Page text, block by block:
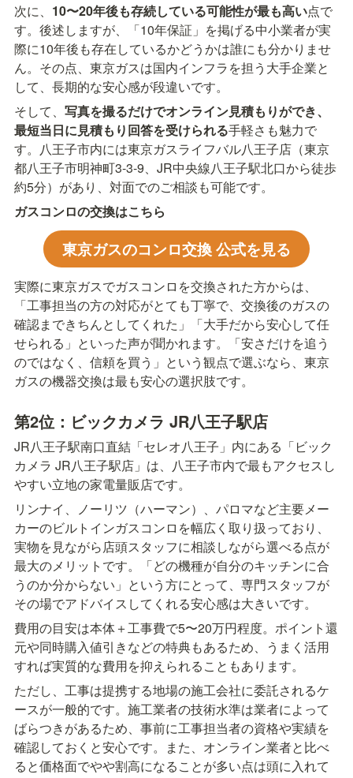
次に、 10〜20年後も存続している可能性が最も高い点で
す。後述しますが、「10年保証」を掲げる中小業者が実
際に10年後も存在しているかどうかは誰にも分かりませ
ん。その点、東京ガスは国内インフラを担う大手企業と
して、長期的な安心感が段違いです。
そして、 写真を撮るだけでオンライン見積もりができ、
最短当日に見積もり回答を受けられる手軽さも魅力で
す。八王子市内には東京ガスライフバル八王子店（東京
都八王子市明神町3-3-9、JR中央線八王子駅北口から徒歩
約5分）があり、対面でのご相談も可能です。
ガスコンロの交換はこちら
東京ガスのコンロ交換 公式を見る
実際に東京ガスでガスコンロを交換された方からは、
「工事担当の方の対応がとても丁寧で、交換後のガスの
確認まできちんとしてくれた」「大手だから安心して任
せられる」といった声が聞かれます。「安さだけを追う
のではなく、信頼を買う」という観点で選ぶなら、東京
ガスの機器交換は最も安心の選択肢です。
第2位：ビックカメラ JR八王子駅店
JR八王子駅南口直結「セレオ八王子」内にある「ビック
カメラ JR八王子駅店」は、八王子市内で最もアクセスし
やすい立地の家電量販店です。
リンナイ、ノーリツ（ハーマン）、パロマなど主要メー
カーのビルトインガスコンロを幅広く取り扱っており、
実物を見ながら店頭スタッフに相談しながら選べる点が
最大のメリットです。「どの機種が自分のキッチンに合
うのか分からない」という方にとって、専門スタッフが
その場でアドバイスしてくれる安心感は大きいです。
費用の目安は本体＋工事費で5〜20万円程度。ポイント還
元や同時購入値引きなどの特典もあるため、うまく活用
すれば実質的な費用を抑えられることもあります。
ただし、工事は提携する地場の施工会社に委託されるケ
ースが一般的です。施工業者の技術水準は業者によって
ばらつきがあるため、事前に工事担当者の資格や実績を
確認しておくと安心です。また、オンライン業者と比べ
ると価格面でやや割高になることが多い点は頭に入れて